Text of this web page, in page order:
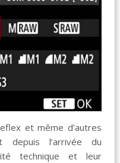
et même d’autres
depuis l’arrivée du
technique et leur